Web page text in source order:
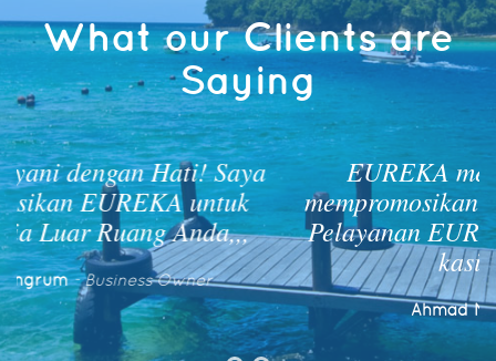
What our Clients are
Saying
EUREKA membantu branding &
mempromosikan produk saya. Support
Pelayanan EUREKA luar biasa!
kasih EUREKA
Ahmad Muarif- Pengusaha